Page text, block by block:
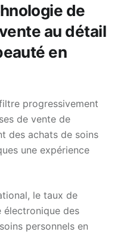
de
au détail
en
progressivement
de vente de
des achats de soins
une expérience
le taux de
électronique des
personnels en